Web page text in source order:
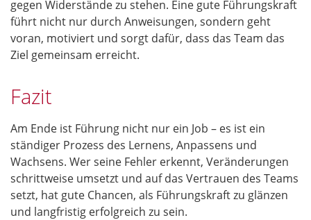
gegen Widerstände zu stehen. Eine gute Führungskraft
führt nicht nur durch Anweisungen, sondern geht
voran, motiviert und sorgt dafür, dass das Team das
Ziel gemeinsam erreicht.
Fazit
Am Ende ist Führung nicht nur ein Job – es ist ein
ständiger Prozess des Lernens, Anpassens und
Wachsens. Wer seine Fehler erkennt, Veränderungen
schrittweise umsetzt und auf das Vertrauen des Teams
setzt, hat gute Chancen, als Führungskraft zu glänzen
und langfristig erfolgreich zu sein.